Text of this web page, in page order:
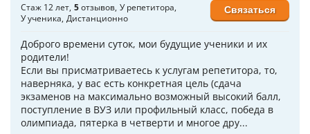
Стаж 12 лет 5отзывов У репетитора
У ученика Дистанционно
Доброго времени суток, мои будущие ученики и их
родители!
Если вы присматриваетесь к услугам репетитора, то,
наверняка, у вас есть конкретная цель (сдача
экзаменов на максимально возможный высокий балл,
поступление в ВУЗ или профильный класс, победа в
олимпиада, пятерка в четверти и многое дру...
Связаться